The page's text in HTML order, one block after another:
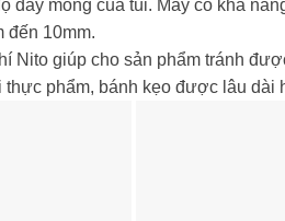
dày mỏng của túi. Máy có khả
đến 10mm.
Nito giúp cho sản phẩm tránh
phẩm, bánh kẹo được lâu dài